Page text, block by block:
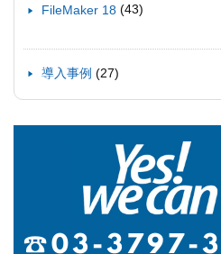
FileMaker 18 (43)
導入事例 (27)